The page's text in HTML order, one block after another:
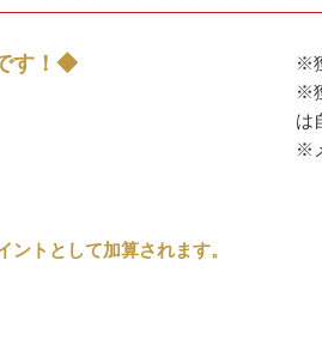
す！◆
トとして加算されます。
※
※
は
※